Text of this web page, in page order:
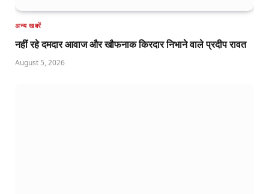
अन्य खबरें
नहीं रहे दमदार आवाज और खौफनाक किरदार निभाने वाले प्रदीप रावत
August 5, 2026